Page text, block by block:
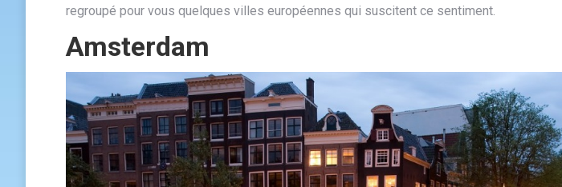
regroupé pour vous quelques villes européennes qui suscitent ce sentiment.
Amsterdam